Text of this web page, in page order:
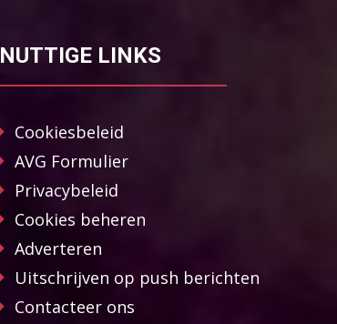
NUTTIGE LINKS
Cookiesbeleid
AVG Formulier
Privacybeleid
Cookies beheren
Adverteren
Uitschrijven op push berichten
Contacteer ons